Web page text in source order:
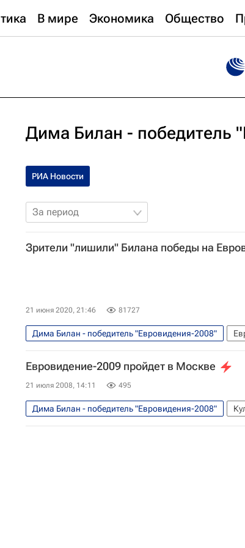
В мире Экономика Общество
Дима Билан - победитель
РИА Новости
За период
Зрители "лишили" Билана победы на
21 июня 2020, 21:46 81727
Дима Билан - победитель "Евровидения-2008"
Греция
Исландия Дима Билан (Виктор
Ани Лорак
Культура
Евровидение-2009 пройдет в Москве
21 июля 2008, 14:11 495
Дима Билан - победитель "Евровидения-2008"
"Евровидение-2009" состоится в Москве